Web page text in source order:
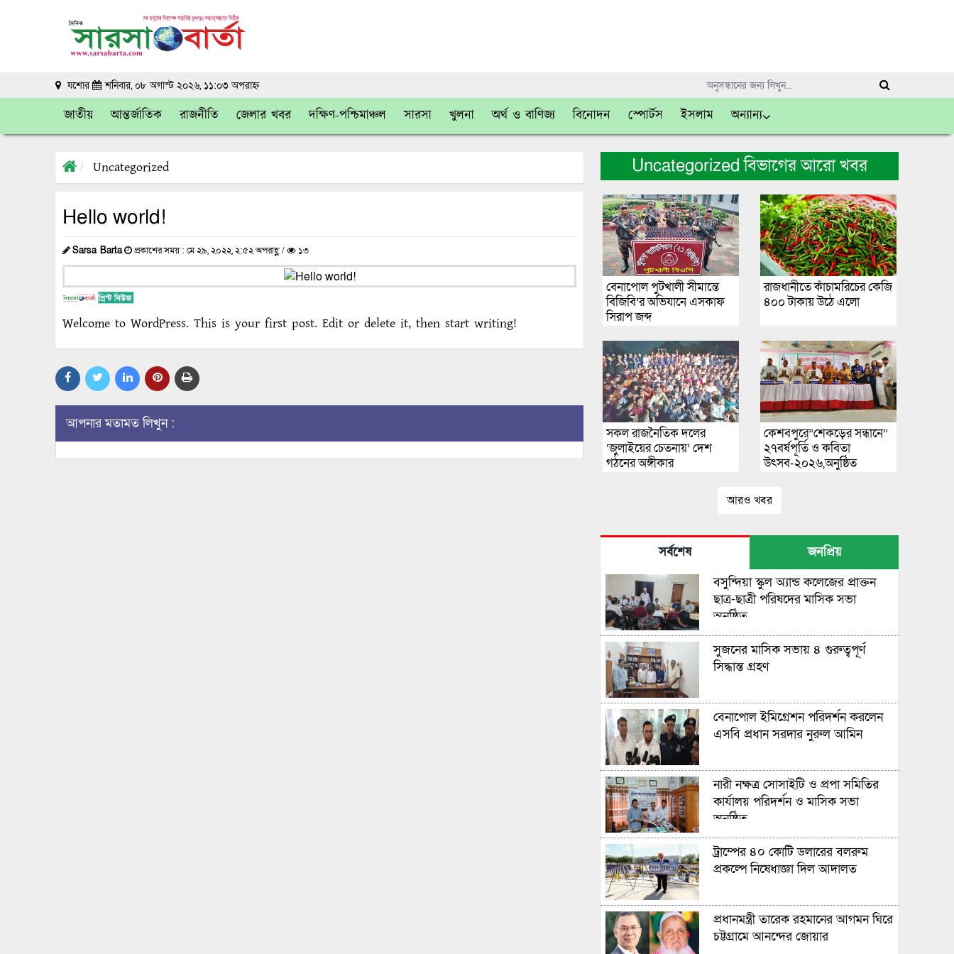
যশোর শনিবার, ০৮ অগাস্ট ২০২৬, ১১:০৩ অপরাহ্ন
জাতীয় আন্তর্জাতিক রাজনীতি জেলার খবর দক্ষিণ-পশ্চিমাঞ্চল সারসা খুলনা অর্থ ও বাণিজ্য বিনোদন স্পোর্টস ইসলাম অন্যান্য
Uncategorized
Hello world!
Sarsa Barta প্রকাশের সময় : মে ২৯, ২০২২, ২:৫২ অপরাহ্ণ / ১৩
Welcome to WordPress. This is your first post. Edit or delete it, then start writing!
আপনার মতামত লিখুন :
Uncategorized বিভাগের আরো খবর
বেনাপোল পুটখালী সীমান্তে
বিজিবি’র অভিযানে এসকাফ
সিরাপ জব্দ
রাজধানীতে কাঁচামরিচের কেজি
৪০০ টাকায় উঠে এলো
সকল রাজনৈতিক দলের
‘জুলাইয়ের চেতনায়’ দেশ
গঠনের অঙ্গীকার
কেশবপুরে”শেকড়ের সন্ধানে”
২৭বর্ষপূর্তি ও কবিতা
উৎসব-২০২৬,অনুষ্ঠিত
আরও খবর
সর্বশেষ জনপ্রিয়
বসুন্দিয়া স্কুল অ্যান্ড কলেজের প্রাক্তন
ছাত্র-ছাত্রী পরিষদের মাসিক সভা
অনুষ্ঠিত
সুজনের মাসিক সভায় ৪ গুরুত্বপূর্ণ
সিদ্ধান্ত গ্রহণ
বেনাপোল ইমিগ্রেশন পরিদর্শন করলেন
এসবি প্রধান সরদার নুরুল আমিন
নারী নক্ষত্র সোসাইটি ও প্রপা সমিতির
কার্যালয় পরিদর্শন ও মাসিক সভা
অনুষ্ঠিত
ট্রাম্পের ৪০ কোটি ডলারের বলরুম
প্রকল্পে নিষেধাজ্ঞা দিল আদালত
প্রধানমন্ত্রী তারেক রহমানের আগমন ঘিরে
চট্টগ্রামে আনন্দের জোয়ার